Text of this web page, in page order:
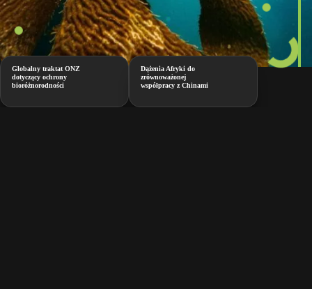
Globalny traktat ONZ
dotyczący ochrony
bioróżnorodności
Dążenia Afryki do
zrównoważonej
współpracy z Chinami